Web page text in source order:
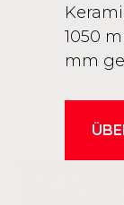
1050
mm